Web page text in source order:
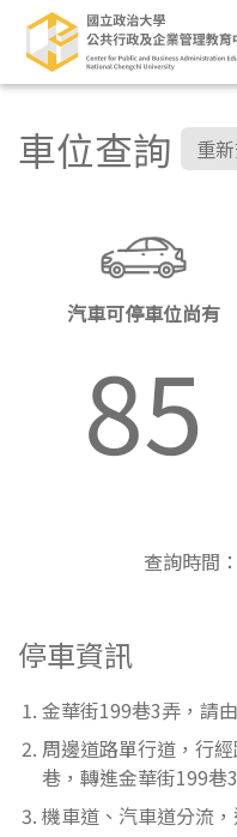
車位查詢 重
汽車可停車位尚有
85
查詢時間
停車資訊
金華街199巷3弄，請
周邊道路單行道，行
巷，轉進金華街199巷
機車道、汽車道分流